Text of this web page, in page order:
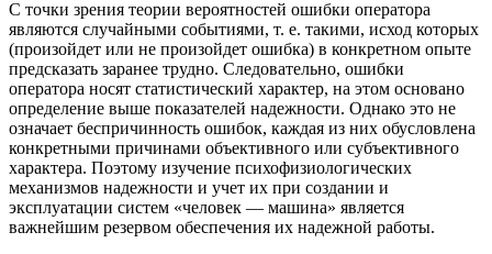
С точки зрения теории вероятностей ошибки оператора
являются случайными событиями, т. е. такими, исход которых
(произойдет или не произойдет ошибка) в конкретном опыте
предсказать заранее трудно. Следовательно, ошибки
оператора носят статистический характер, на этом основано
определение выше показателей надежности. Однако это не
означает беспричинность ошибок, каждая из них обусловлена
конкретными причинами объективного или субъективного
характера. Поэтому изучение психофизиологических
механизмов надежности и учет их при создании и
эксплуатации систем «человек — машина» является
важнейшим резервом обеспечения их надежной работы.